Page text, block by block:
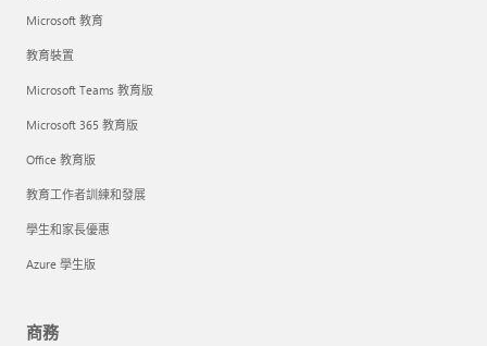
Microsoft 教育
教育裝置
Microsoft Teams 教育版
Microsoft 365 教育版
Office 教育版
教育工作者訓練和發展
學生和家長優惠
Azure 學生版
商務